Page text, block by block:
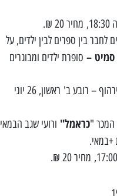
לחבר בין ספרים לבין ילדים, על
– סופרת ילדים ומבוגרים
הפעילות מיועדת הורים לילדים בגילאי 4-6. בספרייה העירונית אשדוד ע"ש מאירהוף – רובע ב' ראשון, 26 יוני
המכר "כראמל" ורועי שגב הבמאי